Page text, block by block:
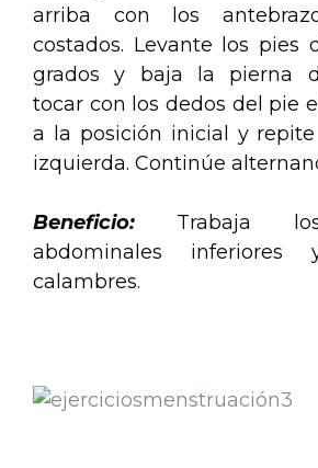
arriba con los
costados. Levante los pies
grados y baja la pierna
tocar con los dedos del pie
a la posición inicial y
izquierda. Continúe
Beneficio:
Trabaja
abdominales
calambres.